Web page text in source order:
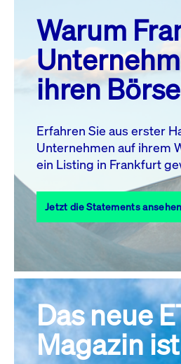
MO. DI. MI. DO.
3
4 5 6
10 11 13
17
18 19 20
27
31
Alle
Warum
ihren
Erfahren Sie aus erster
Unternehmen auf ihrem
ein Listing in Frankfurt
Jetzt die Statements ansehen
Das neue
Magazin